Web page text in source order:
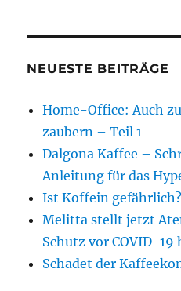
NEUESTE BEITRÄGE
Home-Office: Auch
zaubern – Teil 1
Dalgona Kaffee –
Anleitung für das
Ist Koffein gefährlich?
Melitta stellt jetzt
Schutz vor COVID-19
Schadet der